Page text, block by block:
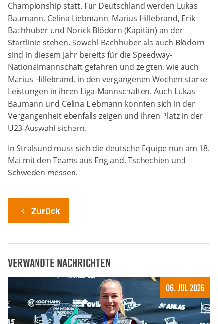
Championship statt. Für Deutschland werden Lukas
Baumann, Celina Liebmann, Marius Hillebrand, Erik
Bachhuber und Norick Blödorn (Kapitän) an der
Startlinie stehen. Sowohl Bachhuber als auch Blödorn
sind in diesem Jahr bereits für die Speedway-
Nationalmannschaft gefahren und zeigten, wie auch
Marius Hillebrand, in den vergangenen Wochen starke
Leistungen in ihren Liga-Mannschaften. Auch Lukas
Baumann und Celina Liebmann konnten sich in der
Vergangenheit ebenfalls zeigen und ihren Platz in der
U23-Auswahl sichern.
In Stralsund muss sich die deutsche Equipe nun am 18.
Mai mit den Teams aus England, Tschechien und
Schweden messen.
Zurück
Verwandte Nachrichten
06. Jul 2026
Notwendige Cookies ermöglichen die Kernfunktionalität
einer Website. Sie helfen dabei, die Website nutzbar zu
machen, indem sie grundlegende Funktionen
ermöglichen. Ohne diese Cookies kann die Website nicht
richtig funktionieren.
Background Image
gw-cookie-bgimage
Anbieter:
DMSB
Zweck:
Dieser Cookie speichert Informationen zu
verwendeten Hintergrundbildern der Website.
Cookie Laufzeit:
24 Stunden
Cookie Consent
Name:
cookie_consent
Anbieter:
DMSB